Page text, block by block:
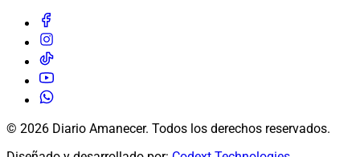
© 2026 Diario Amanecer. Todos los derechos reservados.